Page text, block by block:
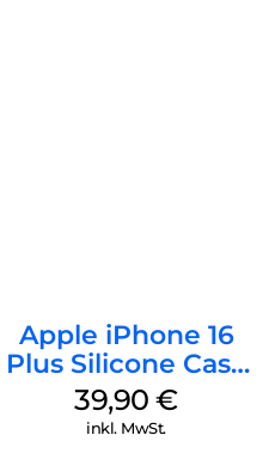
Apple iPhone 16
Plus Silicone Case
MagSafe Plum
39,90€
inkl. MwSt.